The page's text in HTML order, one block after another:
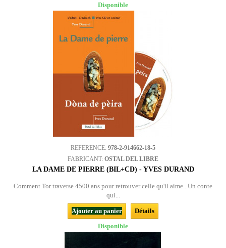
Disponible
REFERENCE: 978-2-914662-18-5
FABRICANT: OSTAL DEL LIBRE
LA DAME DE PIERRE (BIL+CD) - YVES DURAND
Comment Tor traverse 4500 ans pour retrouver celle qu'il aime...Un conte
qui...
Ajouter au panier
Détails
Disponible